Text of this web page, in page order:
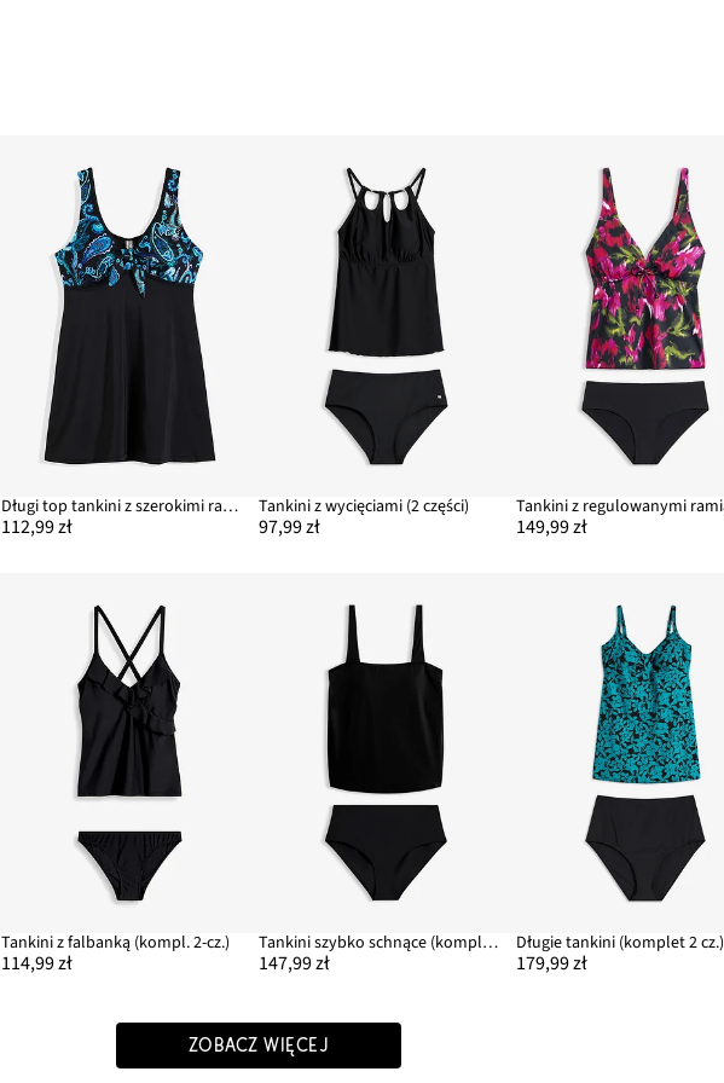
Długi top tankini z szerokimi ramiączkami
112,99 zł
Tankini z wycięciami (2 części)
97,99 zł 149,99 zł
Tankini z falbanką (kompl. 2-cz.)
114,99 zł
Tankini szybko schnące (komplet 2-cz.)
147,99 zł
Długie tankini (komplet 2 cz.)
179,99 zł
ZOBACZ WIĘCEJ